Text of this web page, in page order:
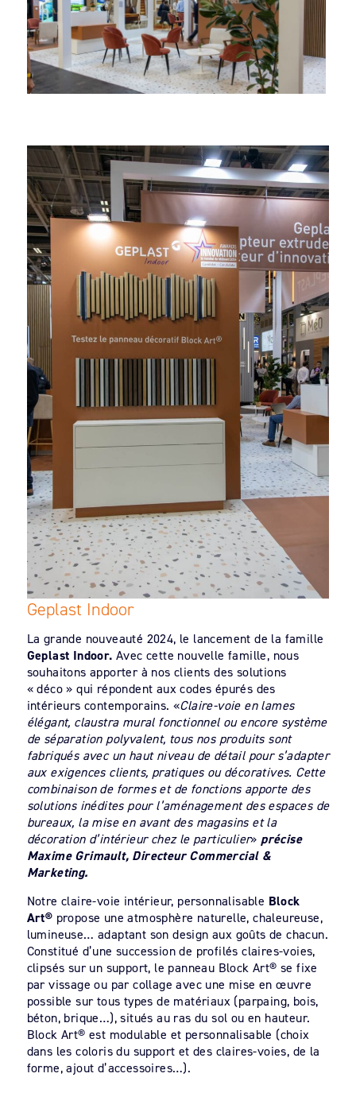
Geplast Indoor
La grande nouveauté 2024, le lancement de la famille
Geplast Indoor. Avec cette nouvelle famille, nous
souhaitons apporter à nos clients des solutions
« déco » qui répondent aux codes épurés des
intérieurs contemporains. «Claire-voie en lames
élégant, claustra mural fonctionnel ou encore système
de séparation polyvalent, tous nos produits sont
fabriqués avec un haut niveau de détail pour s’adapter
aux exigences clients, pratiques ou décoratives. Cette
combinaison de formes et de fonctions apporte des
solutions inédites pour l’aménagement des espaces de
bureaux, la mise en avant des magasins et la
décoration d’intérieur chez le particulier» précise
Maxime Grimault, Directeur Commercial &
Marketing.
Notre claire-voie intérieur, personnalisable Block
Art® propose une atmosphère naturelle, chaleureuse,
lumineuse… adaptant son design aux goûts de chacun.
Constitué d’une succession de profilés claires-voies,
clipsés sur un support, le panneau Block Art® se fixe
par vissage ou par collage avec une mise en œuvre
possible sur tous types de matériaux (parpaing, bois,
béton, brique…), situés au ras du sol ou en hauteur.
Block Art® est modulable et personnalisable (choix
dans les coloris du support et des claires-voies, de la
forme, ajout d’accessoires…).